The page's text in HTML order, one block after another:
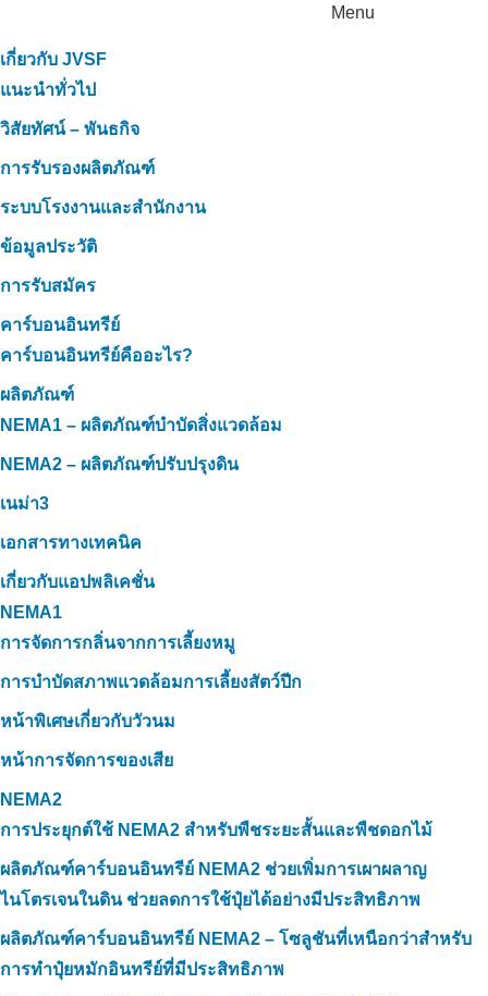
Menu
เกี่ยวกับ JVSF
แนะนำทั่วไป
วิสัยทัศน์ – พันธกิจ
การรับรองผลิตภัณฑ์
ระบบโรงงานและสำนักงาน
ข้อมูลประวัติ
การรับสมัคร
คาร์บอนอินทรีย์
คาร์บอนอินทรีย์คืออะไร?
ผลิตภัณฑ์
NEMA1 – ผลิตภัณฑ์บำบัดสิ่งแวดล้อม
NEMA2 – ผลิตภัณฑ์ปรับปรุงดิน
เนม่า3
เอกสารทางเทคนิค
เกี่ยวกับแอปพลิเคชั่น
NEMA1
การจัดการกลิ่นจากการเลี้ยงหมู
การบำบัดสภาพแวดล้อมการเลี้ยงสัตว์ปีก
หน้าพิเศษเกี่ยวกับวัวนม
หน้าการจัดการของเสีย
NEMA2
การประยุกต์ใช้ NEMA2 สำหรับพืชระยะสั้นและพืชดอกไม้
ผลิตภัณฑ์คาร์บอนอินทรีย์ NEMA2 ช่วยเพิ่มการเผาผลาญ
ไนโตรเจนในดิน ช่วยลดการใช้ปุ๋ยได้อย่างมีประสิทธิภาพ
ผลิตภัณฑ์คาร์บอนอินทรีย์ NEMA2 – โซลูชันที่เหนือกว่าสำหรับ
การทำปุ๋ยหมักอินทรีย์ที่มีประสิทธิภาพ